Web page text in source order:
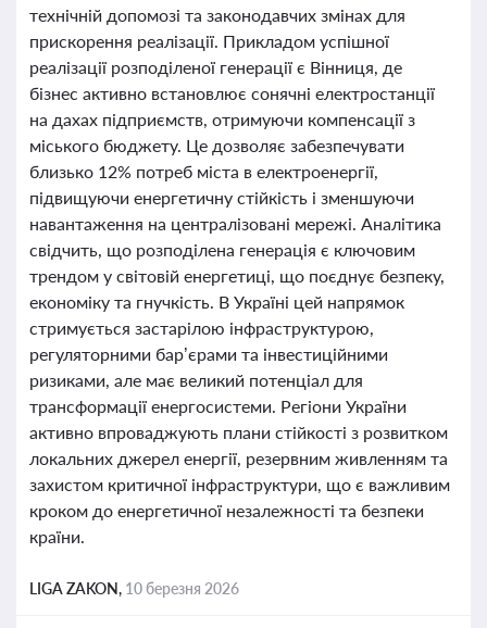
технічній допомозі та законодавчих змінах для
прискорення реалізації. Прикладом успішної
реалізації розподіленої генерації є Вінниця, де
бізнес активно встановлює сонячні електростанції
на дахах підприємств, отримуючи компенсації з
міського бюджету. Це дозволяє забезпечувати
близько 12% потреб міста в електроенергії,
підвищуючи енергетичну стійкість і зменшуючи
навантаження на централізовані мережі. Аналітика
свідчить, що розподілена генерація є ключовим
трендом у світовій енергетиці, що поєднує безпеку,
економіку та гнучкість. В Україні цей напрямок
стримується застарілою інфраструктурою,
регуляторними бар’єрами та інвестиційними
ризиками, але має великий потенціал для
трансформації енергосистеми. Регіони України
активно впроваджують плани стійкості з розвитком
локальних джерел енергії, резервним живленням та
захистом критичної інфраструктури, що є важливим
кроком до енергетичної незалежності та безпеки
країни.
LIGA ZAKON, 10 березня 2026